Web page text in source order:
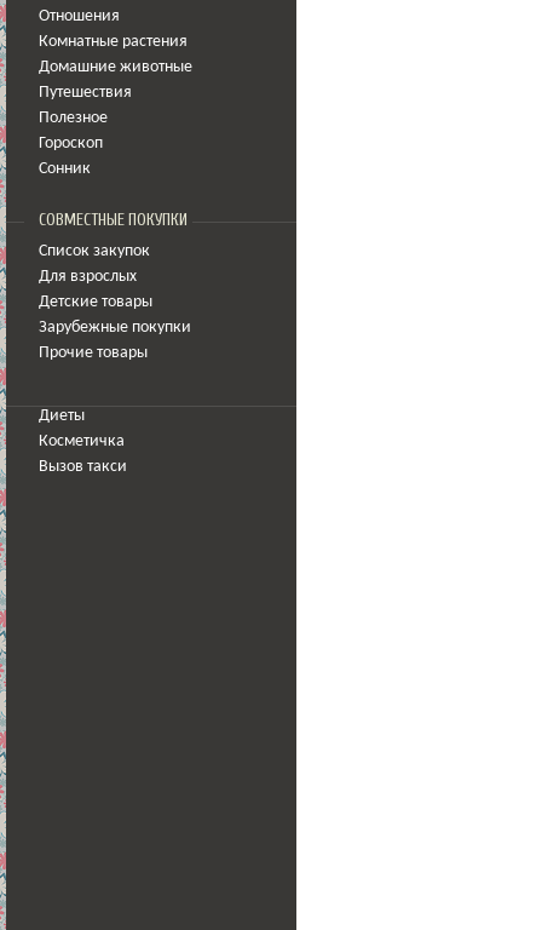
Отношения
Комнатные растения
Домашние животные
Путешествия
Полезное
Гороскоп
Сонник
СОВМЕСТНЫЕ ПОКУПКИ
Список закупок
Для взрослых
Детские товары
Зарубежные покупки
Прочие товары
Диеты
Косметичка
Вызов такси